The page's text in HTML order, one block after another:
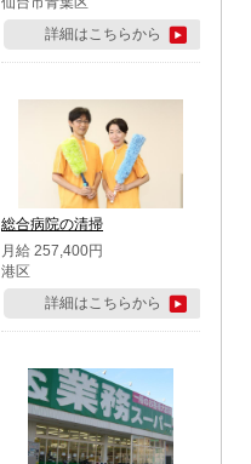
詳細はこちらから
総合病院の清掃
月給 257,400円
港区
詳細はこちらから